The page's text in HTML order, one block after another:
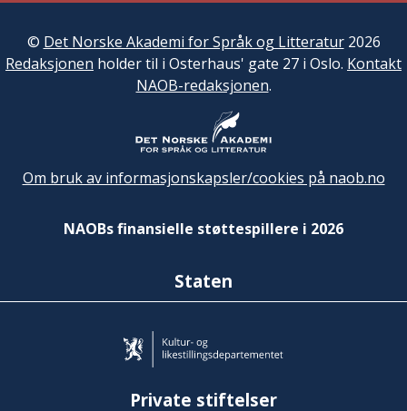
© Det Norske Akademi for Språk og Litteratur2026
Redaksjonen holder til i Osterhaus' gate 27 i Oslo. Kontakt
NAOB-redaksjonen.
Om bruk av informasjonskapsler/cookies på naob.no
NAOBs finansielle støttespillere i 2026
Staten
Private stiftelser